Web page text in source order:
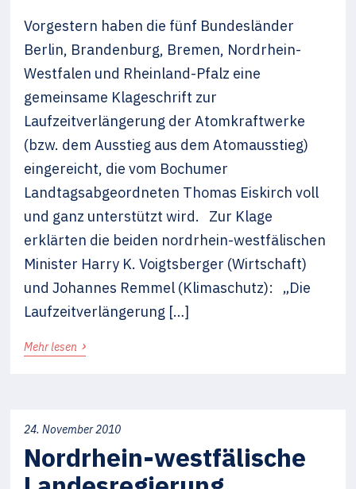
Vorgestern haben die fünf Bundesländer
Berlin, Brandenburg, Bremen, Nordrhein-
Westfalen und Rheinland-Pfalz eine
gemeinsame Klageschrift zur
Laufzeitverlängerung der Atomkraftwerke
(bzw. dem Ausstieg aus dem Atomausstieg)
eingereicht, die vom Bochumer
Landtagsabgeordneten Thomas Eiskirch voll
und ganz unterstützt wird. Zur Klage
erklärten die beiden nordrhein-westfälischen
Minister Harry K. Voigtsberger (Wirtschaft)
und Johannes Remmel (Klimaschutz): „Die
Laufzeitverlängerung […]
Mehr lesen ›
24. November 2010
Nordrhein-westfälische